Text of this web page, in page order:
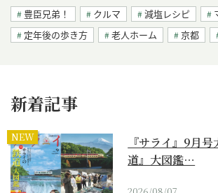
豊臣兄弟！ クルマ 減塩レシピ
定年後の歩き方
老人ホーム 京都
新着記事
NEW
『サライ』9月
道』大図鑑…